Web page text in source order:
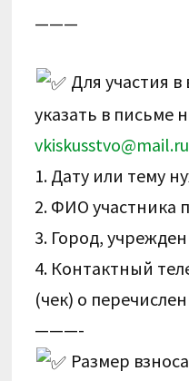
———
Для участия
указать в письме
vkiskusstvo@mail.ru
1. Дату или тему
2. ФИО участника
3. Город,
4. Контактный
(чек) о
———-
Размер